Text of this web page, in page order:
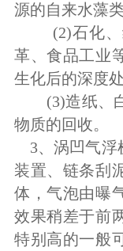
源的自来水藻
(2)石化、纺
革、食品工业
生化后的深度
(3)造纸、白
物质的回收。
3、涡凹气浮
装置、链条刮
体，气泡由曝
效果稍差于前
特别高的一般